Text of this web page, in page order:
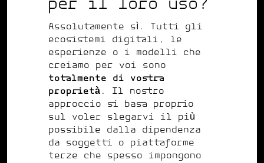
per il loro uso?
Assolutamente sì. Tutti gli
ecosistemi digitali, le
esperienze o i modelli che
creiamo per voi sono
totalmente di vostra
proprietà . Il nostro
approccio si basa proprio
sul voler slegarvi il più
possibile dalla dipendenza
da soggetti o piattaforme
terze che spesso impongono